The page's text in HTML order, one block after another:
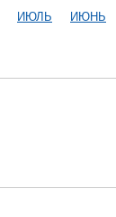
ИЮЛЬ ИЮНЬ